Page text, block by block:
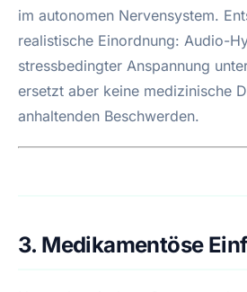
im autonomen Nervensystem.
realistische Einordnung: Audio-
stressbedingter Anspannung
ersetzt aber keine medizinische
anhaltenden Beschwerden.
3. Medikamentöse